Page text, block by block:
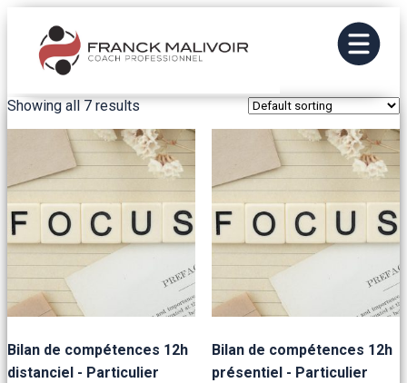
Showing all 7 results
Bilan de compétences 12h
distanciel - Particulier
Bilan de compétences 12h
présentiel - Particulier